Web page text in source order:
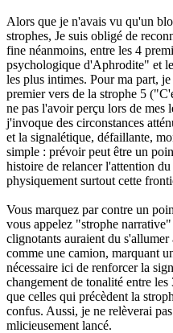
Alors que je n'avais vu qu'un
strophes, Je suis obligé de
fine néanmoins, entre les 4
psychologique d'Aphrodite" et
les plus intimes. Pour ma part,
premier vers de la strophe 5
ne pas l'avoir perçu lors de mes
j'invoque des circonstances
et la signalétique, défaillante,
simple : prévoir peut être un
histoire de relancer l'attention
physiquement surtout cette
Vous marquez par contre un
vous appelez "strophe
clignotants auraient du
comme une camion, marquant
nécessaire ici de renforcer la
changement de tonalité entre
que celles qui précèdent la
confus. Aussi, je ne relèverai
mlicieusement lancé.